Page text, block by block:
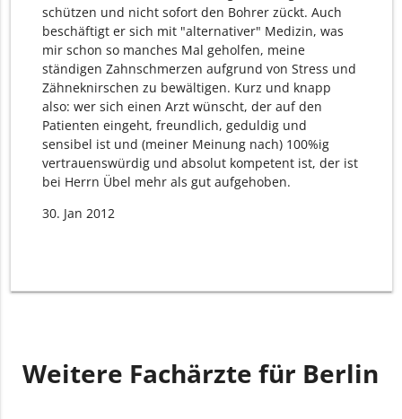
schützen und nicht sofort den Bohrer zückt. Auch
beschäftigt er sich mit "alternativer" Medizin, was
mir schon so manches Mal geholfen, meine
ständigen Zahnschmerzen aufgrund von Stress und
Zähneknirschen zu bewältigen. Kurz und knapp
also: wer sich einen Arzt wünscht, der auf den
Patienten eingeht, freundlich, geduldig und
sensibel ist und (meiner Meinung nach) 100%ig
vertrauenswürdig und absolut kompetent ist, der ist
bei Herrn Übel mehr als gut aufgehoben.
30. Jan 2012
Weitere Fachärzte für Berlin